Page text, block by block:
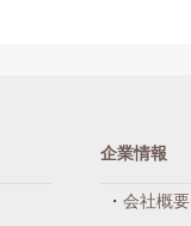
企業情報
会社概要